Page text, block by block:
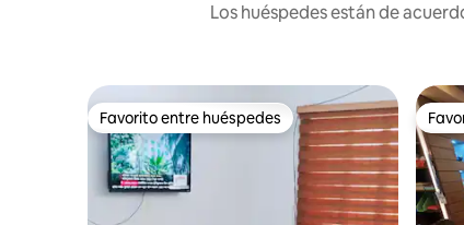
Los huéspedes están de
Favorito entre huéspedes
Favorito entre huéspedes